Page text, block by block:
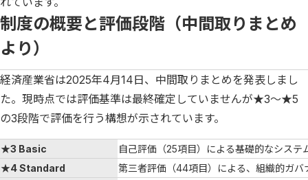
制度の概要と評価段階（中間取りまとめ
より）
経済産業省は2025年4月14日、中間取りまとめを発表しまし
た。現時点では評価基準は最終確定していませんが★3～★5
の3段階で評価を行う構想が示されています。
★3 Basic
自己評価（25項目）による基礎的なシステ
★4 Standard
第三者評価（44項目）による、組織的ガ